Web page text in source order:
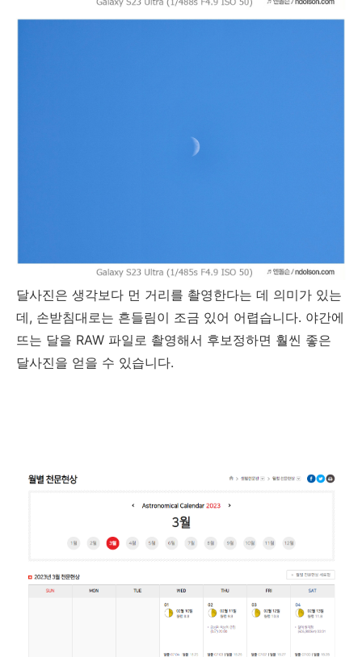
달사진은 생각보다 먼 거리를 촬영한다는 데 의미가 있는
데, 손받침대로는 흔들림이 조금 있어 어렵습니다. 야간에
뜨는 달을 RAW 파일로 촬영해서 후보정하면 훨씬 좋은
달사진을 얻을 수 있습니다.